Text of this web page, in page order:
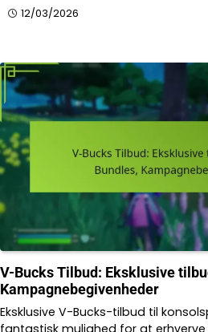
12/03/2026
V-Bucks Tilbud: Eksklusive
Kampagnebegivenheder
Eksklusive V-Bucks-tilbud til